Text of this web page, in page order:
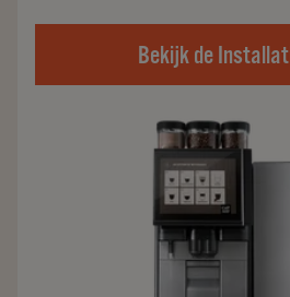
Bekijk de